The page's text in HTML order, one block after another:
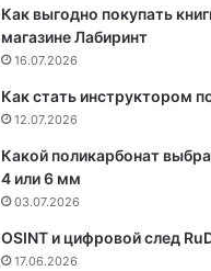
Как выгодно покупать
магазине Лабиринт
16.07.2026
Как стать инструктором
12.07.2026
Какой поликарбонат
4 или 6 мм
03.07.2026
OSINT и цифровой след
17.06.2026